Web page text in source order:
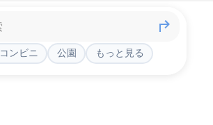
コンビニ 公園 もっと見る